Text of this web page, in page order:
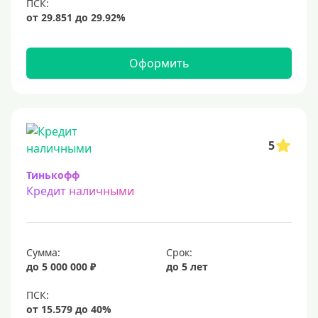
15 млн
20 млн
50 миллионов
Меньше 1 млн (руб)
15000 руб
18000 руб
20 тысяч
Оформить
5
Тинькофф
Кредит наличными
Сумма:
до 5 000 000 ₽
Срок:
до 5 лет